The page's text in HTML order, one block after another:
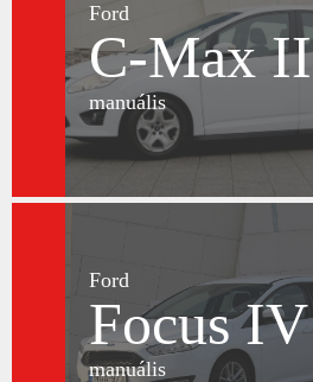
Ford
C-Max II
manuális
Ford
Focus IV
manuális